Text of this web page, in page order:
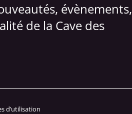
évènements,
de la Cave des
d’utilisation